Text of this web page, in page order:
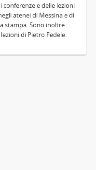
e delle lezioni
atenei di Messina e di
stampa. Sono inoltre
di Pietro Fedele.